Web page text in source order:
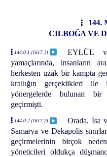
144.
CILBOĞA VE
144:0.1 (1617.1)
EYLÜL
yamaçlarında, insanların
herkesten uzak bir kampta
krallığın gerçeklikleri
yönergelerde bulunan bir
geçirmişti.
144:0.2 (1617.2)
Orada, İsa
Samarya ve Dekapolis
geçirmelerinin birçok
yöneticileri oldukça